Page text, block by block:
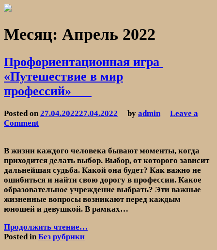
Skip
content
МКУК «Межпоселенческая Центральная библиотека»
Месяц: Апрель 2022
Профориентационная игра
«Путешествие в мир
профессий»
Posted on 27.04.202227.04.2022 by admin
Leave a
Commenton
«Путешествие
в
мир
профессий»
В жизни каждого человека бывают моменты, когда
приходится делать выбор. Выбор, от которого зависит
дальнейшая судьба. Какой она будет? Как важно не
ошибиться и найти свою дорогу в профессии. Какое
образовательное учреждение выбрать? Эти важные
жизненные вопросы возникают перед каждым
юношей и девушкой. В рамках…
Продолжить чтение…
Posted in Без рубрики